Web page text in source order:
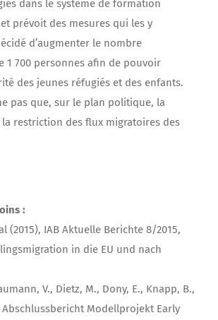
dans le système de formation
prévoit des mesures qui les y
d’augmenter le nombre
1 700 personnes afin de pouvoir
des jeunes réfugiés et des enfants.
pas que, sur le plan politique, la
la restriction des flux migratoires des
:
(2015), IAB Aktuelle Berichte 8/2015,
in die EU und nach
V., Dietz, M., Dony, E., Knapp, B.,
Abschlussbericht Modellprojekt Early